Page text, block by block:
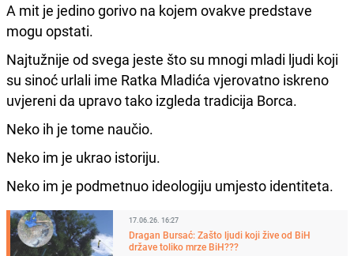
A mit je jedino gorivo na kojem ovakve predstave
mogu opstati.
Najtužnije od svega jeste što su mnogi mladi ljudi koji
su sinoć urlali ime Ratka Mladića vjerovatno iskreno
uvjereni da upravo tako izgleda tradicija Borca.
Neko ih je tome naučio.
Neko im je ukrao istoriju.
Neko im je podmetnuo ideologiju umjesto identiteta.
17.06.26. 16:27
Dragan Bursać: Zašto ljudi koji žive od BiH
države toliko mrze BiH???